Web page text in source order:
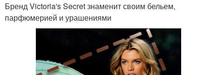
Бренд Victoria's Secret знаменит своим бельем,
парфюмерией и урашениями